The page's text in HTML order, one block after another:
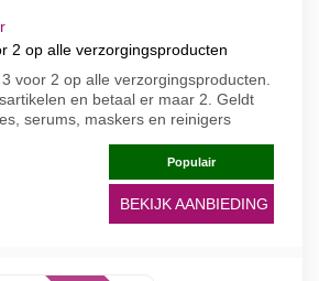
2 op alle verzorgingsproducten
voor 2 op alle verzorgingsproducten.
en betaal er maar 2. Geldt
serums, maskers en reinigers
Populair
BEKIJK AANBIEDING